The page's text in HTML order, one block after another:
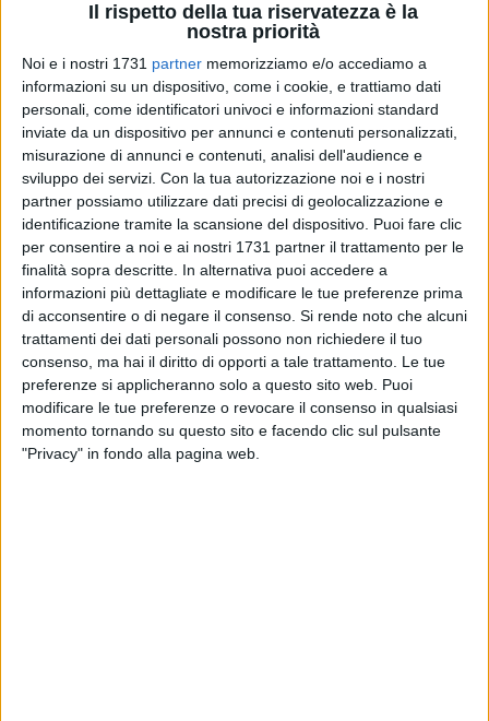
Il rispetto della tua riservatezza è la
nostra priorità
Noi e i nostri 1731 partner memorizziamo e/o accediamo a
informazioni su un dispositivo, come i cookie, e trattiamo dati
personali, come identificatori univoci e informazioni standard
inviate da un dispositivo per annunci e contenuti personalizzati,
misurazione di annunci e contenuti, analisi dell'audience e
sviluppo dei servizi. Con la tua autorizzazione noi e i nostri
partner possiamo utilizzare dati precisi di geolocalizzazione e
identificazione tramite la scansione del dispositivo. Puoi fare clic
per consentire a noi e ai nostri 1731 partner il trattamento per le
finalità sopra descritte. In alternativa puoi accedere a
informazioni più dettagliate e modificare le tue preferenze prima
di acconsentire o di negare il consenso. Si rende noto che alcuni
trattamenti dei dati personali possono non richiedere il tuo
consenso, ma hai il diritto di opporti a tale trattamento. Le tue
preferenze si applicheranno solo a questo sito web. Puoi
modificare le tue preferenze o revocare il consenso in qualsiasi
momento tornando su questo sito e facendo clic sul pulsante
"Privacy" in fondo alla pagina web.
Ad appoggiare la candidatura di De Santis era presente
anche Paolo Romano, 29enne consigliere regionale Dem in
Regione Lombardia, nonché tra gli attivisti della Sumud
Flotilla, il quale ha raccontato i particolari anche più
drammatici del fermo e della detenzione in Israele.
Romano ha lodato l'amministrazione uscente guidata da
Michele Emiliano, sia per la buona amministrazione, e poi
perché prima Regione italiana ad avere interrotto i rapporti
commerciali con lo Stato d'Israele.